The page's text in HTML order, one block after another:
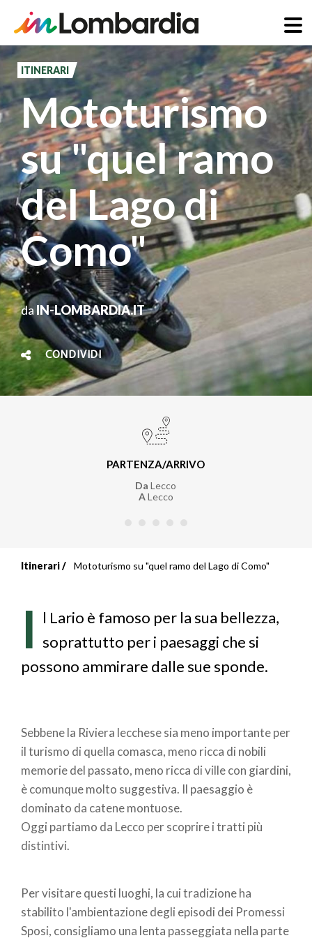
Salta
contenuto
principale
ITINERARI
Mototurismo
su "quel ramo
del Lago di
Como"
da IN-LOMBARDIA.IT
CONDIVIDI
PARTENZA/ARRIVO
Da Lecco
ALecco
di
pane
Itinerari Mototurismo su "quel ramo del Lago di Como"
I l Lario è famoso per la sua bellezza,
soprattutto per i paesaggi che si
possono ammirare dalle sue sponde.
Sebbene la Riviera lecchese sia meno importante per
il turismo di quella comasca, meno ricca di nobili
memorie del passato, meno ricca di ville con giardini,
è comunque molto suggestiva. Il paesaggio è
dominato da catene montuose.
Oggi partiamo da Lecco per scoprire i tratti più
distintivi.
Per visitare questi luoghi, la cui tradizione ha
stabilito l'ambientazione degli episodi dei Promessi
Sposi, consigliamo una lenta passeggiata nella parte